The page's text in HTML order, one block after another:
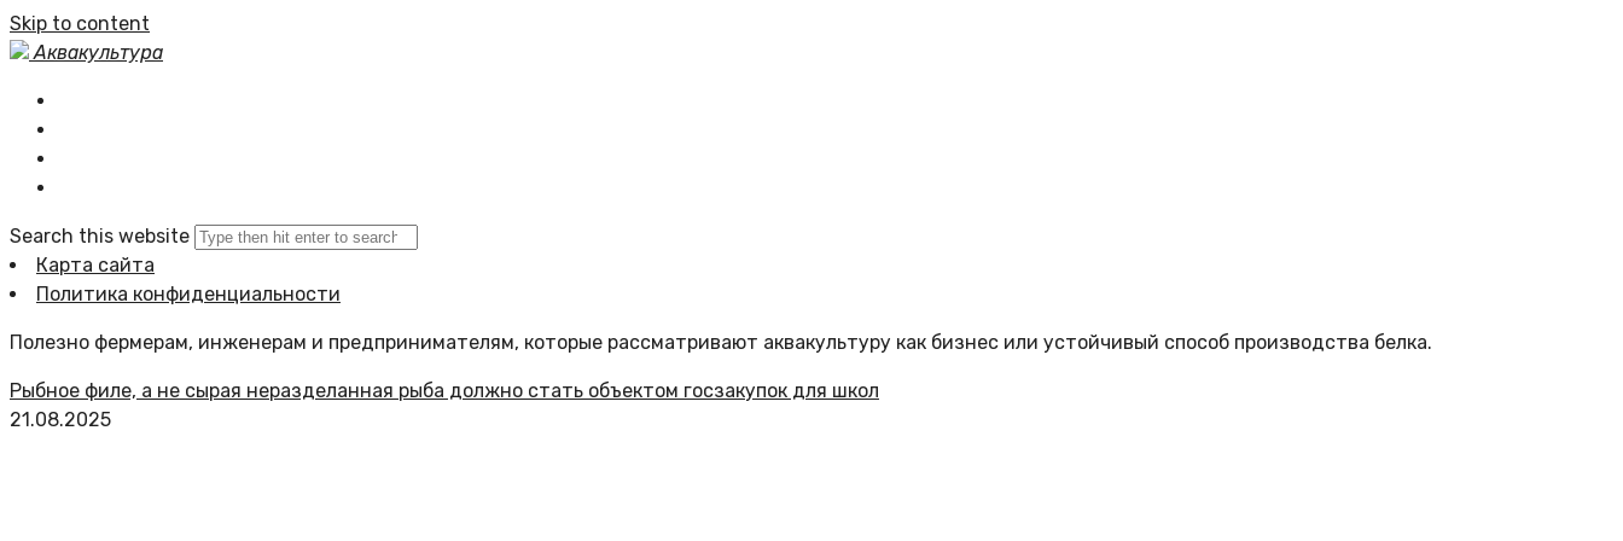
Skip to content
Аквакультура
Search this website
Карта сайта
Политика конфиденциальности
Полезно фермерам, инженерам и предпринимателям, которые рассматривают аквакультуру как бизнес или устойчивый способ производства белка.
Рыбное филе, а не сырая неразделанная рыба должно стать объектом госзакупок для школ
21.08.2025